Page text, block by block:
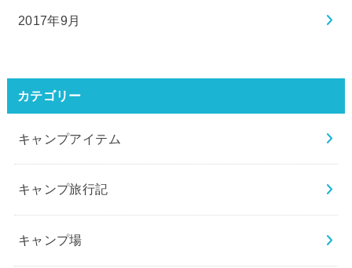
2017年9月
カテゴリー
キャンプアイテム
キャンプ旅行記
キャンプ場